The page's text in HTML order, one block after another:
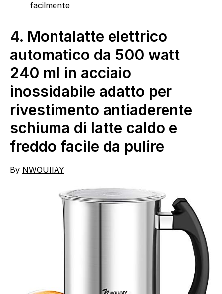
facilmente
4. Montalatte elettrico
automatico da 500 watt
240 ml in acciaio
inossidabile adatto per
rivestimento antiaderente
schiuma di latte caldo e
freddo facile da pulire
By NWOUIIAY